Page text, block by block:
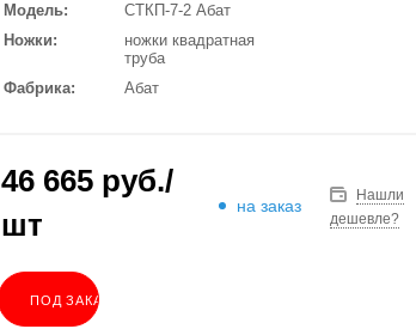
Модель
СТКП-7-2 Абат
Ножки
ножки квадратная
труба
Фабрика
Абат
46 665 руб./
шт
на заказ
Нашли
дешевле?
ПОД ЗАКАЗ